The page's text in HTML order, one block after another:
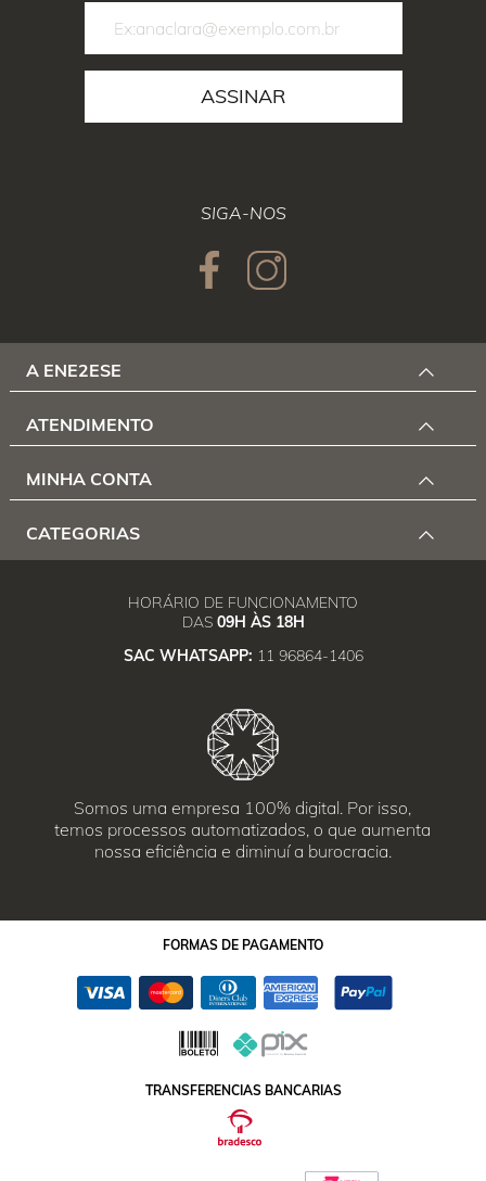
ASSINAR
SIGA-NOS
A ENE2ESE
ATENDIMENTO
MINHA CONTA
CATEGORIAS
HORÁRIO DE FUNCIONAMENTO
DAS 09H ÀS 18H
SAC WHATSAPP: 11 96864-1406
Somos uma empresa 100% digital. Por isso,
temos processos automatizados, o que aumenta
nossa eficiência e diminuí a burocracia.
FORMAS DE PAGAMENTO
TRANSFERENCIAS BANCARIAS